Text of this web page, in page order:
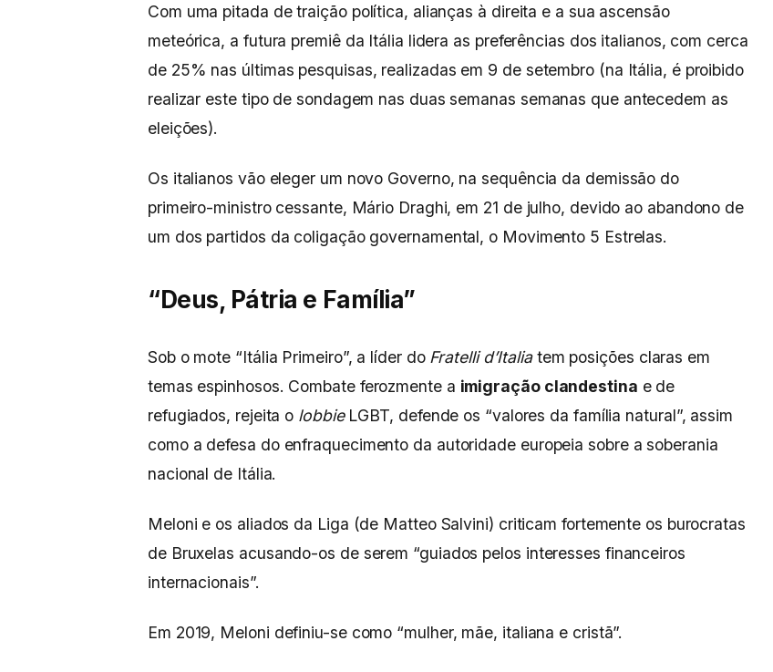
Com uma pitada de traição política, alianças à direita e a sua ascensão
meteórica, a futura premiê da Itália lidera as preferências dos italianos, com cerca
de 25% nas últimas pesquisas, realizadas em 9 de setembro (na Itália, é proibido
realizar este tipo de sondagem nas duas semanas semanas que antecedem as
eleições).
Os italianos vão eleger um novo Governo, na sequência da demissão do
primeiro-ministro cessante, Mário Draghi, em 21 de julho, devido ao abandono de
um dos partidos da coligação governamental, o Movimento 5 Estrelas.
“Deus, Pátria e Família”
Sob o mote “Itália Primeiro”, a líder do Fratelli d’Italiatem posições claras em
temas espinhosos. Combate ferozmente a imigração clandestina e de
refugiados, rejeita o lobbieLGBT, defende os “valores da família natural”, assim
como a defesa do enfraquecimento da autoridade europeia sobre a soberania
nacional de Itália.
Meloni e os aliados da Liga (de Matteo Salvini) criticam fortemente os burocratas
de Bruxelas acusando-os de serem “guiados pelos interesses financeiros
internacionais”.
Em 2019, Meloni definiu-se como “mulher, mãe, italiana e cristã”.